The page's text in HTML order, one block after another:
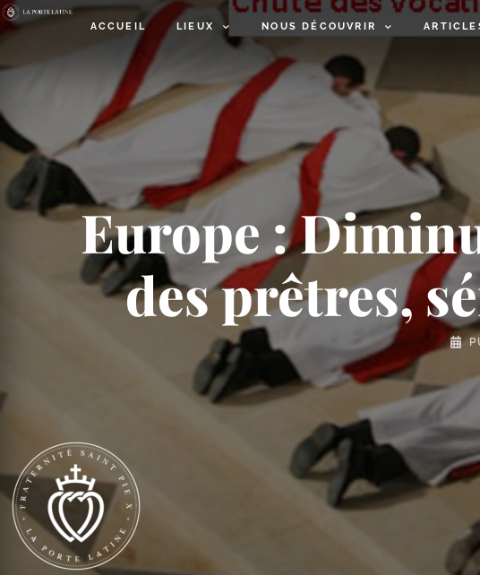
ACCUEIL LIEUX NOUS DÉCOUVRIR
Europe :
des prêtres,